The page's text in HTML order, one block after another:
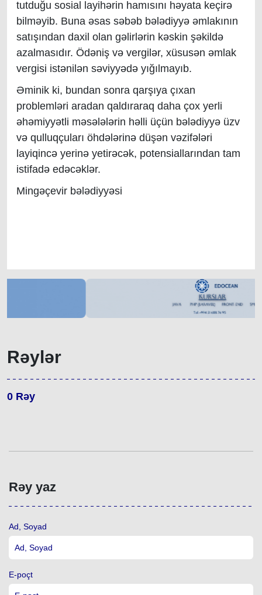
tutduğu sosial layihərin hamısını həyata keçirə
bilməyib. Buna əsas səbəb bələdiyyə əmlakının
satışından daxil olan gəlirlərin kəskin şəkildə
azalmasıdır. Ödəniş və vergilər, xüsusən əmlak
vergisi istənilən səviyyədə yığılmayıb.
Əminik ki, bundan sonra qarşıya çıxan
problemləri aradan qaldıraraq daha çox yerli
əhəmiyyətli məsələlərin həlli üçün bələdiyyə üzv
və qulluqçuları öhdələrinə düşən vəzifələri
layiqincə yerinə yetirəcək, potensiallarından tam
istifadə edəcəklər.
Mingəçevir bələdiyyəsi
Rəylər
0 Rəy
Rəy yaz
Ad, Soyad
E-poçt